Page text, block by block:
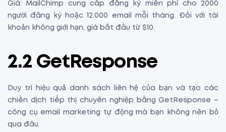
Giá: MailChimp cung cấp đăng ký miễn phí cho 2000
người đăng ký hoặc 12.000 email mỗi tháng. Đối với tài
khoản không giới hạn, giá bắt đầu từ $10.
2.2 GetResponse
Duy trì hiệu quả danh sách liên hệ của bạn và tạo các
chiến dịch tiếp thị chuyên nghiệp bằng GetResponse –
công cụ email marketing tự động mà bạn không nên bỏ
qua đâu.